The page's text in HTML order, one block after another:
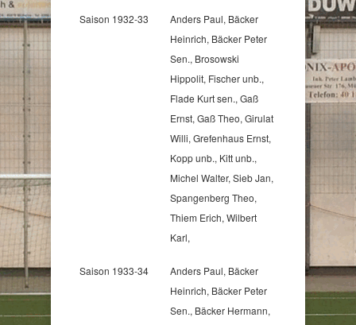
Saison 1932-33
Anders Paul, Bäcker
Heinrich, Bäcker Peter
Sen., Brosowski
Hippolit, Fischer unb.,
Flade Kurt sen., Gaß
Ernst, Gaß Theo, Girulat
Willi, Grefenhaus Ernst,
Kopp unb., Kitt unb.,
Michel Walter, Sieb Jan,
Spangenberg Theo,
Thiem Erich, Wilbert
Karl,
Saison 1933-34
Anders Paul, Bäcker
Heinrich, Bäcker Peter
Sen., Bäcker Hermann,